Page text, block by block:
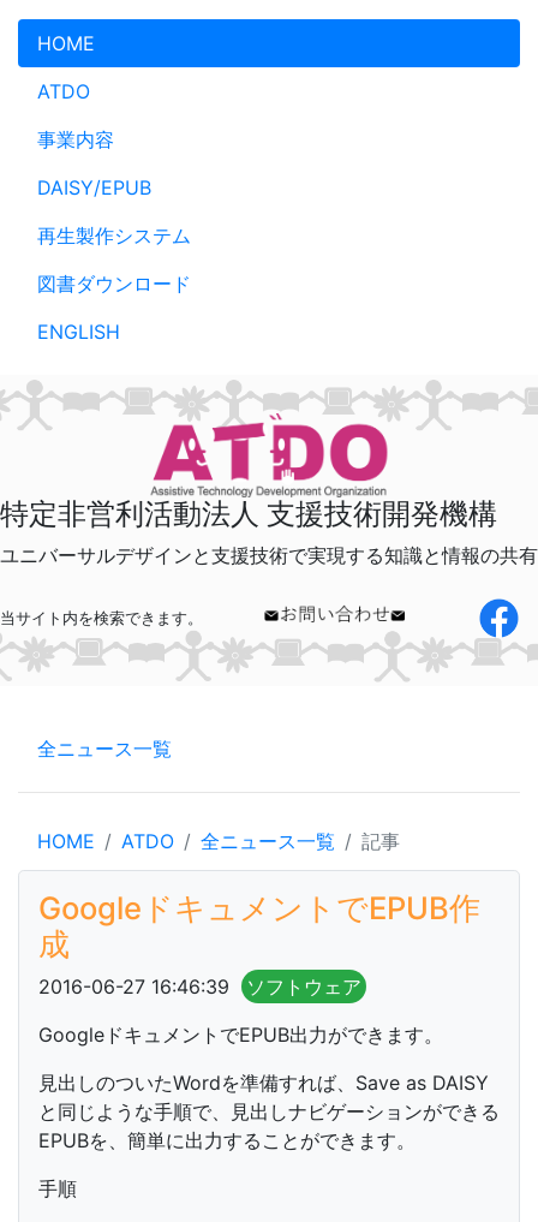
メインコンテンツへスキップ
HOME
ATDO
事業内容
DAISY/EPUB
再生製作システム
図書ダウンロード
ENGLISH
特定非営利活動法人 支援技術開発機構
ユニバーサルデザインと支援技術で実現する知識と情報の共有
当サイト内を検索できます。
全ニュース一覧
HOME ATDO 全ニュース一覧 記事
GoogleドキュメントでEPUB作
成
2016-06-27 16:46:39
ソフトウェア
GoogleドキュメントでEPUB出力ができます。
見出しのついたWordを準備すれば、Save as DAISY
と同じような手順で、見出しナビゲーションができる
EPUBを、簡単に出力することができます。
手順